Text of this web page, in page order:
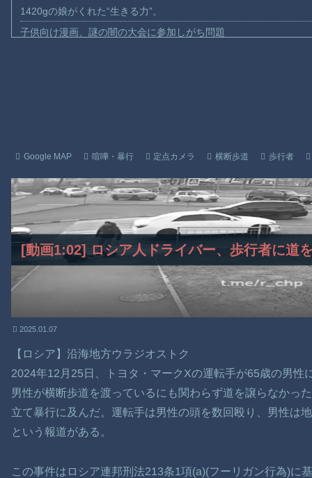
1420gの娘がくれた“生きる力”。
子供向け漫画、謎の闇の大会に参加しがち問題
【朗報】大人気漫画「GANTZ」がAmazonでなんと全巻100円ｗ
【動画】新型のさすまた、限界突破ｗｗｗｗｗｗ
【謎】広島県が頑なに「はだしのゲンコラボ喫茶」をやらない理
Powered by livedoor 相互RSS
Google MAP 喧嘩・暴行 定点カメラ 横断歩道 歩行者
[動画1:02] ロシア人ドライバー、歩行者に道
2025.01.07
【ロシア】沿海地方ウラジオストク
2024年12月25日、トヨタ・マークXの運転手が65歳の男性
男性が横断歩道を渡っているにも関わらず道を譲らなかっ
立て暴行に及んだ。運転手は男性の頭を数回殴り、男性は
という報道がある。
この事件はロシア連邦刑法213条1項(a)(フーリガン行為)に